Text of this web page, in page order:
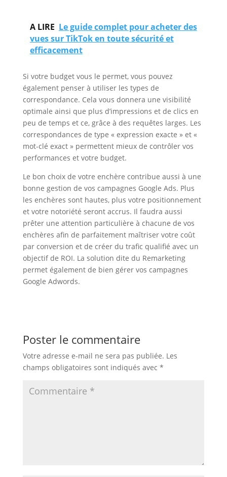
A LIRE Le guide complet pour acheter des
vues sur TikTok en toute sécurité et
efficacement
Si votre budget vous le permet, vous pouvez
également penser à utiliser les types de
correspondance. Cela vous donnera une visibilité
optimale ainsi que plus d’impressions et de clics en
peu de temps et ce, grâce à des requêtes larges. Les
correspondances de type « expression exacte » et «
mot-clé exact » permettent mieux de contrôler vos
performances et votre budget.
Le bon choix de votre enchère contribue aussi à une
bonne gestion de vos campagnes Google Ads. Plus
les enchères sont hautes, plus votre positionnement
et votre notoriété seront accrus. Il faudra aussi
prêter une attention particulière à chacune de vos
enchères afin de parfaitement maîtriser votre coût
par conversion et de créer du trafic qualifié avec un
objectif de ROI. La solution dite du Remarketing
permet également de bien gérer vos campagnes
Google Adwords.
Poster le commentaire
Votre adresse e-mail ne sera pas publiée. Les
champs obligatoires sont indiqués avec *